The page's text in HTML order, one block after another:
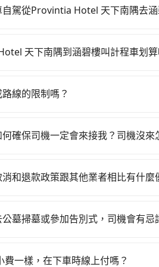
台南-台中一天最多有76班次高鐵
待車站前排班的計程車，搭上小
小黃了，台南市少部分小黃司機
自駕從Provintia Hotel 天下南隅去涵
在台南路邊可隨租隨借的iRent應
費用預估進去，但額外的汽車保
理，每一次租車都好像在開樂透
在遇到下雨天或者載行李時，就顯
天下南隅到涵碧樓叫計程車划算
打電話至附近的計程車隊，如帝
是台北或新北的20倍之多。如果
你們人數超過四位時，叫兩輛計
線的限制嗎？
包車旅遊、參加喜宴/喪禮、就醫
收據。
確保司機一定會來接我？司機沒來
、電話、車牌、車型等資訊，如
和退款政策跟其他業者相比有什麼
六點前完成取消訂單作業，旅步
墓掃墓或參加告別式，司機會有忌
或在車上進行法事等作業，建議
一樣，在下車時線上付嗎？